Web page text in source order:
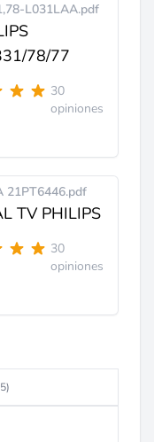
L031LAA.pdf
78/77
30
opiniones
21PT6446.pdf
TV PHILIPS
30
opiniones